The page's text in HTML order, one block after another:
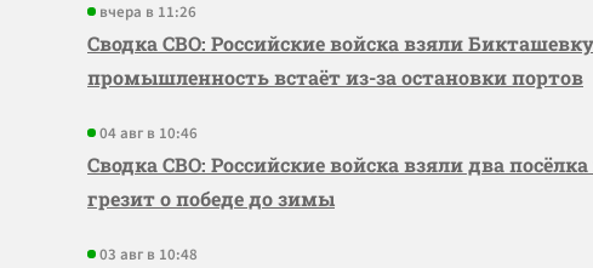
вчера в 11:26
Сводка СВО: Российские войска взяли
промышленность встаёт из-за остановки портов
04 авг в 10:46
Сводка СВО: Российские войска взяли два
грезит о победе до зимы
03 авг в 10:48